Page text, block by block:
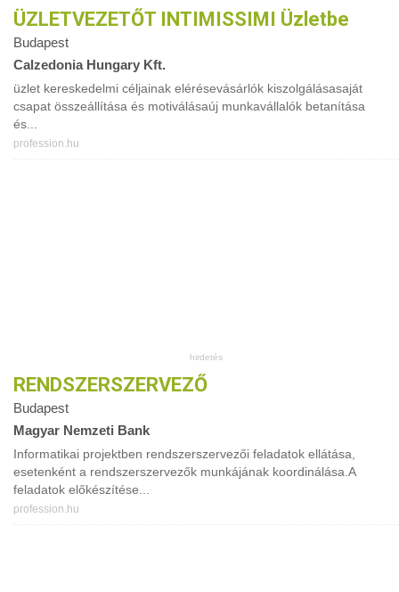
ÜZLETVEZETŐT INTIMISSIMI Üzletbe
Budapest
Calzedonia Hungary Kft.
üzlet kereskedelmi céljainak elérésevásárlók kiszolgálásasaját
csapat összeállítása és motiválásaúj munkavállalók betanítása
és...
profession.hu
RENDSZERSZERVEZŐ
Budapest
Magyar Nemzeti Bank
Informatikai projektben rendszerszervezői feladatok ellátása,
esetenként a rendszerszervezők munkájának koordinálása.A
feladatok előkészítése...
profession.hu